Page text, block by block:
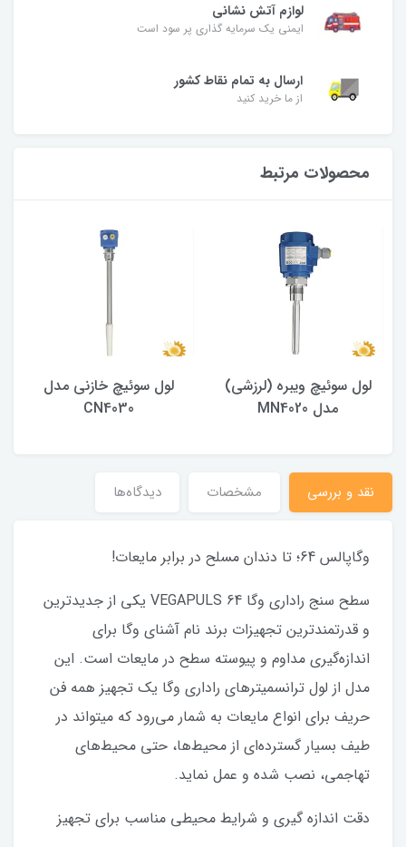
لوازم آتش نشانی
ایمنی یک سرمایه گذاری پر سود است
ارسال به تمام نقاط کشور
از ما خرید کنید
محصولات مرتبط
لول سوئیچ ویبره (لرزشی)
مدل MN4020
لول سوئیچ خازنی مدل
CN4030
نقد و بررسی مشخصات دیدگاه‌ها
وگاپالس 64؛ تا دندان مسلح در برابر مایعات!
سطح سنج راداری وگا VEGAPULS 64 یکی از جدیدترین
و قدرتمندترین تجهیزات برند نام آشنای وگا برای
اندازه‌گیری مداوم و پیوسته سطح در مایعات است. این
مدل از لول ترانسمیترهای راداری وگا یک تجهیز همه فن
حریف برای انواع مایعات به شمار می‌رود که میتواند در
طیف بسیار گسترده‌ای از محیط‌ها، حتی محیط‌های
تهاجمی، نصب شده و عمل نماید.
دقت اندازه گیری و شرایط محیطی مناسب برای تجهیز